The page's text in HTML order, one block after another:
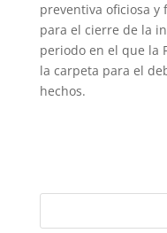
preventiva oficiosa y
para el cierre de la
periodo en el que la
la carpeta para el
hechos.